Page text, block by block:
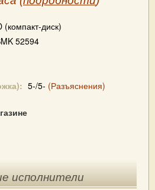
(компакт-диск)
52594
5-/5- (Разъяснения)
исполнители